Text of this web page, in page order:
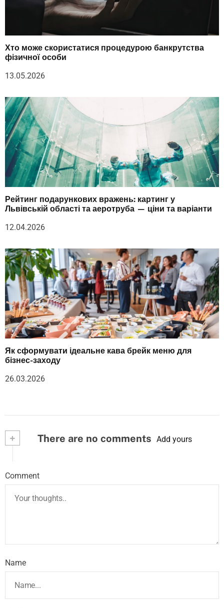
Хто може скористатися процедурою банкрутства
фізичної особи
13.05.2026
Рейтинг подарункових вражень: картинг у
Львівській області та аеротруба — ціни та варіанти
12.04.2026
Як сформувати ідеальне кава брейк меню для
бізнес-заходу
26.03.2026
+ There are no comments Add yours
Comment
Name